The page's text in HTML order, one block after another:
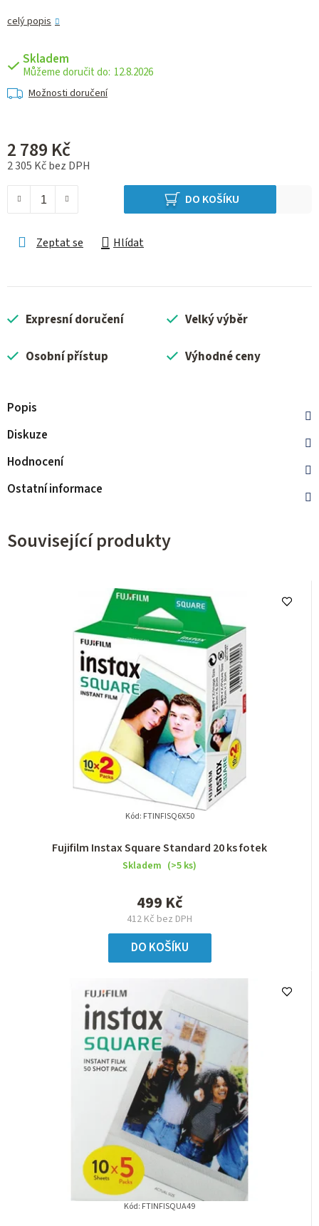
celý popis
Skladem
12.8.2026
Možnosti doručení
2 789 Kč
2 305 Kč bez DPH
DO KOŠÍKU
Zeptat se Hlídat
Expresní doručení Velký výběr
Osobní přístup Výhodné ceny
Popis
Diskuze
Hodnocení
Ostatní informace
Související produkty
Fujifilm Instax Square Standard 20 ks fotek
Skladem (>5 ks)
412 Kč bez DPH
499 Kč
DO KOŠÍKU
Kód: FTINFISQ6X50
Kód: FTINFISQUA49